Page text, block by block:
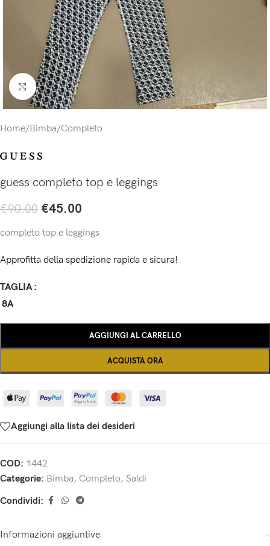
Click to enlarge
Home/Bimba/Completo
guess completo top e leggings
€90.00 €45.00
completo top e leggings
Approfitta della spedizione rapida e sicura!
TAGLIA
8A
AGGIUNGI AL CARRELLO
ACQUISTA ORA
Aggiungi alla lista dei desideri
COD: 1442
Categorie: Bimba, Completo, Saldi
Condividi:
Informazioni aggiuntive